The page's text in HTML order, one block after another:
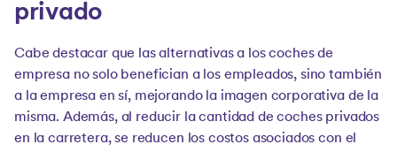
privado
Cabe destacar que las alternativas a los coches de
empresa no solo benefician a los empleados, sino también
a la empresa en sí, mejorando la imagen corporativa de la
misma. Además, al reducir la cantidad de coches privados
en la carretera, se reducen los costos asociados con el